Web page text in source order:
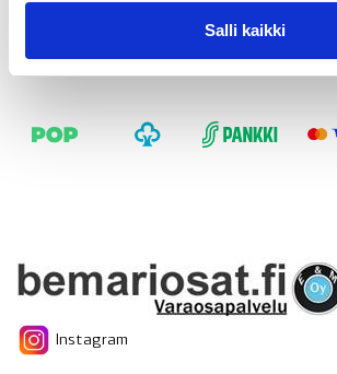
Salli kaikki
Instagram